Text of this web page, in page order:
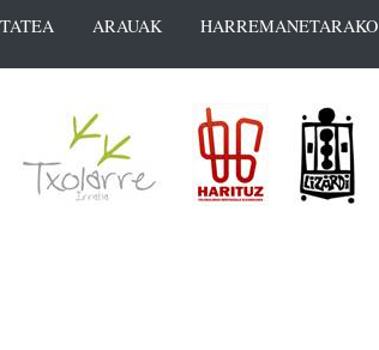
ARAUAK HARREMANETARAKO